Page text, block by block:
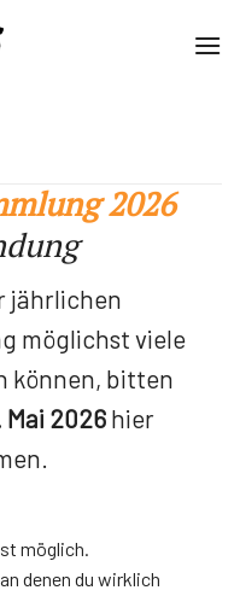
2026
jährlichen
möglichst viele
können, bitten
Mai 2026hier
möglich.
denen du wirklich